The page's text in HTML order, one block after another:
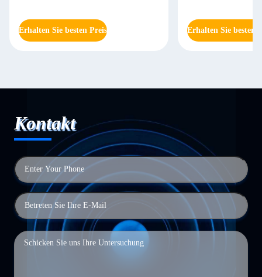
Erhalten Sie besten Preis Erhalten Sie besten
Kontakt